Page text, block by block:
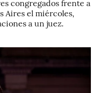
congregados frente a
Aires el miércoles,
a un juez.